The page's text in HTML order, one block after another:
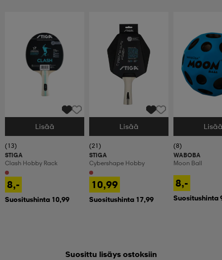
Valitse Koko
Lisää
(13)
STIGA
Clash Hobby Rack
8,-
Suositushinta 10,99
Valitse Koko
Lisää
(21)
STIGA
Cybershape Hobby
10,99
Suositushinta 17,99
Valitse Koko
(8)
WABOBA
Moon Ball
8,-
Suositushinta
Suosittu lisäys ostoksiin